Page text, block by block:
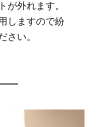
が外れます。
しますので紛
さい。